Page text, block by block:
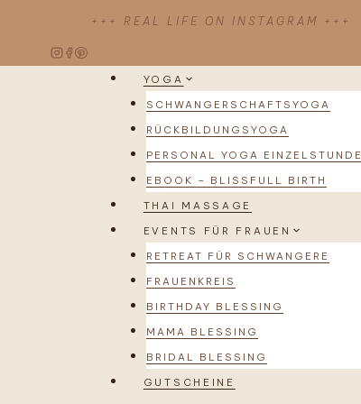
springen
+++ REAL LIFE ON INSTAGRAM +++
YOGA
SCHWANGERSCHAFTSYOGA
RÜCKBILDUNGSYOGA
PERSONAL YOGA EINZELSTUNDE
EBOOK – BLISSFULL BIRTH
THAI MASSAGE
EVENTS FÜR FRAUEN
RETREAT FÜR SCHWANGERE
FRAUENKREIS
BIRTHDAY BLESSING
MAMA BLESSING
BRIDAL BLESSING
GUTSCHEINE